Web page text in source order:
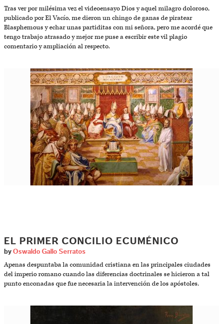
Tras ver por milésima vez el videoensayo Dios y aquel milagro doloroso,
publicado por El Vacío, me dieron un chingo de ganas de piratear
Blasphemous y echar unas partiditas con mi señora, pero me acordé que
tengo trabajo atrasado y mejor me puse a escribir este vil plagio
comentario y ampliación al respecto.
EL PRIMER CONCILIO ECUMÉNICO
by Oswaldo Gallo Serratos
Apenas despuntaba la comunidad cristiana en las principales ciudades
del imperio romano cuando las diferencias doctrinales se hicieron a tal
punto enconadas que fue necesaria la intervención de los apóstoles.